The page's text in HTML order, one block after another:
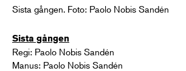
Sista gången. Foto: Paolo Nobis Sandén
Sista gången
Regi: Paolo Nobis Sandén
Manus: Paolo Nobis Sandén